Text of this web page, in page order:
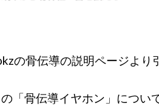
の骨伝導の説明ページより
「骨伝導イヤホン」につい